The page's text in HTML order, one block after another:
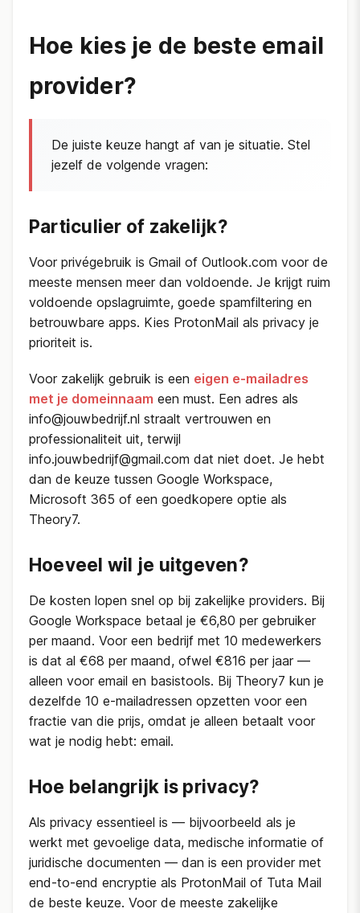
Hoe kies je de beste email
provider?
De juiste keuze hangt af van je situatie. Stel
jezelf de volgende vragen:
Particulier of zakelijk?
Voor privégebruik is Gmail of Outlook.com voor de
meeste mensen meer dan voldoende. Je krijgt ruim
voldoende opslagruimte, goede spamfiltering en
betrouwbare apps. Kies ProtonMail als privacy je
prioriteit is.
Voor zakelijk gebruik is een eigen e-mailadres
met je domeinnaam een must. Een adres als
info@jouwbedrijf.nl straalt vertrouwen en
professionaliteit uit, terwijl
info.jouwbedrijf@gmail.com dat niet doet. Je hebt
dan de keuze tussen Google Workspace,
Microsoft 365 of een goedkopere optie als
Theory7.
Hoeveel wil je uitgeven?
De kosten lopen snel op bij zakelijke providers. Bij
Google Workspace betaal je €6,80 per gebruiker
per maand. Voor een bedrijf met 10 medewerkers
is dat al €68 per maand, ofwel €816 per jaar —
alleen voor email en basistools. Bij Theory7 kun je
dezelfde 10 e-mailadressen opzetten voor een
fractie van die prijs, omdat je alleen betaalt voor
wat je nodig hebt: email.
Hoe belangrijk is privacy?
Als privacy essentieel is — bijvoorbeeld als je
werkt met gevoelige data, medische informatie of
juridische documenten — dan is een provider met
end-to-end encryptie als ProtonMail of Tuta Mail
de beste keuze. Voor de meeste zakelijke